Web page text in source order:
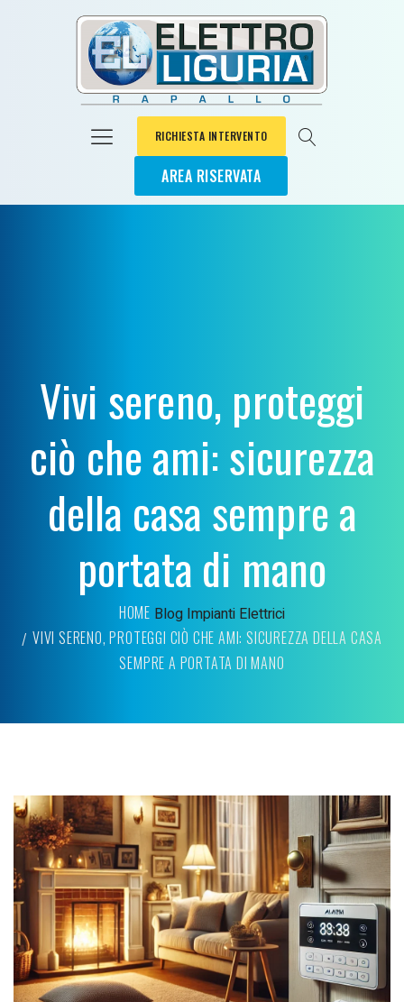
RICHIESTA INTERVENTO
AREA RISERVATA
Vivi sereno, proteggi
ciò che ami: sicurezza
della casa sempre a
portata di mano
HOME Blog Impianti Elettrici
VIVI SERENO, PROTEGGI CIÒ CHE AMI: SICUREZZA DELLA CASA
SEMPRE A PORTATA DI MANO